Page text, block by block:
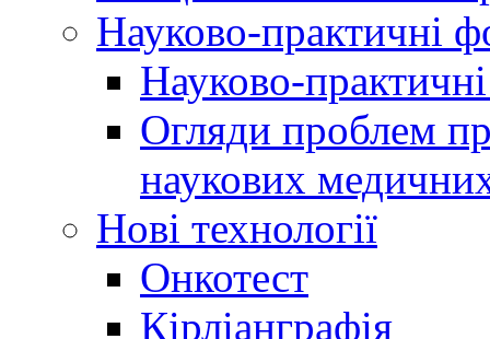
Науково-практичні
Науково-
Огляди проблем
наукових
Нові технології
Онкотест
Кірліанграфія